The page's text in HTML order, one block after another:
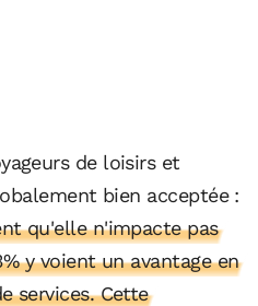
de loisirs et
bien acceptée :
qu'elle n'impacte pas
y voient un avantage en
services. Cette